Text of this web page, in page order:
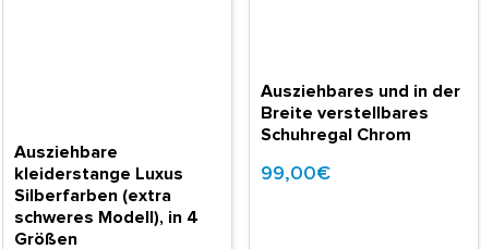
Ausziehbare
kleiderstange Luxus
Silberfarben (extra
schweres Modell), in 4
Größen
Ausziehbares und in der
Breite verstellbares
Schuhregal Chrom
99,00€